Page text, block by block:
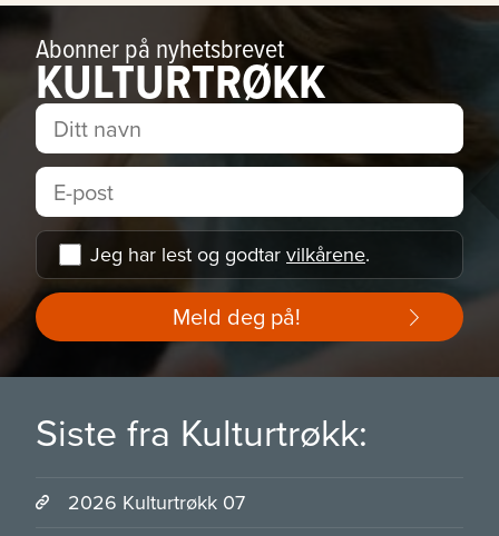
Abonner på nyhetsbrevet
KULTURTRØKK
Jeg har lest og godtar vilkårene.
Meld deg på!
Siste fra Kulturtrøkk:
2026 Kulturtrøkk 07